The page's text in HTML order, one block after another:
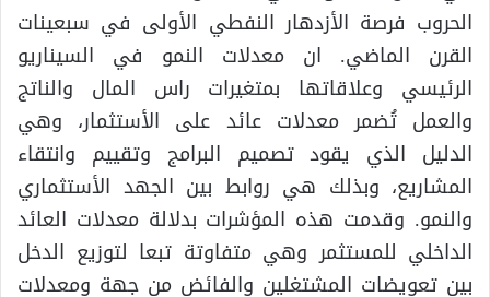
الحروب فرصة الأزدهار النفطي الأولى في سبعينات
القرن الماضي. ان معدلات النمو في السيناريو
الرئيسي وعلاقاتها بمتغيرات راس المال والناتج
والعمل تُضمر معدلات عائد على الأستثمار، وهي
الدليل الذي يقود تصميم البرامج وتقييم وانتقاء
المشاريع، وبذلك هي روابط بين الجهد الأستثماري
والنمو. وقدمت هذه المؤشرات بدلالة معدلات العائد
الداخلي للمستثمر وهي متفاوتة تبعا لتوزيع الدخل
بين تعويضات المشتغلين والفائض من جهة ومعدلات